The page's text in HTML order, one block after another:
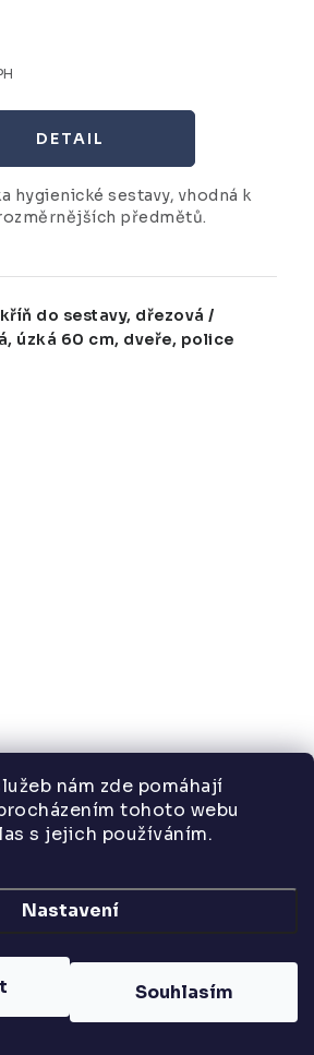
nám zde pomáhají
tohoto webu
s jejich používáním.
Nastavení
Souhlasím
hygienické sestavy, vhodná k
předmětů.
do sestavy, dřezová /
úzká 60 cm, dveře, police
hygienické sestavy, k osazení
Vhodná k umístění